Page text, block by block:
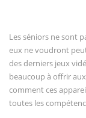
Les séniors ne sont
eux ne voudront
des derniers jeux
beaucoup à offrir
comment ces
toutes les